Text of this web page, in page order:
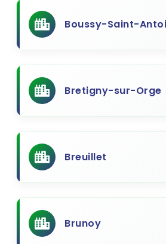
Boussy-Saint-
Bretigny-sur-Orge
Breuillet
Brunoy